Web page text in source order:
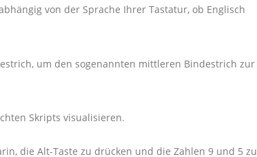
von der Sprache Ihrer Tastatur, ob Englisch
um den sogenannten mittleren Bindestrich zur
Skripts visualisieren.
die Alt-Taste zu drücken und die Zahlen 9 und 5 zu